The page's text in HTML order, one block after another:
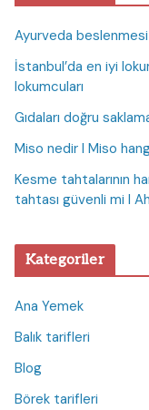
Ayurveda
İstanbul’da en iyi
lokumcuları
Gıdaları doğru
Miso nedir I Miso
Kesme tahtalarının
tahtası güvenli mi I
Kategoriler
Ana Yemek
Balık tarifleri
Blog
Börek tarifleri